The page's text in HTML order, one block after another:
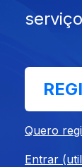
Mondim
Quero
Entrar